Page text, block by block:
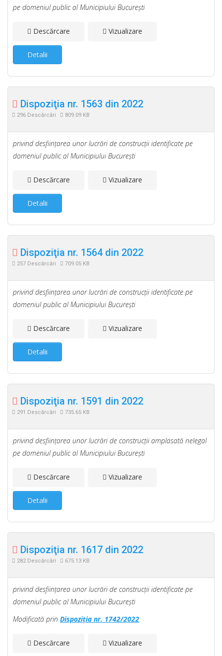
pe domeniul public al Municipiului Bucureşti
Descărcare Vizualizare
Detalii
Dispoziţia nr. 1563 din 2022
296 Descărcări 809.09 KB
privind desfiinţarea unor lucrări de construcţii identificate pe
domeniul public al Municipiului Bucureşti
Descărcare Vizualizare
Detalii
Dispoziţia nr. 1564 din 2022
257 Descărcări 709.05 KB
privind desfiinţarea unor lucrări de construcţii identificate pe
domeniul public al Municipiului Bucureşti
Descărcare Vizualizare
Detalii
Dispoziţia nr. 1591 din 2022
291 Descărcări 735.65 KB
privind desfiinţarea unor lucrări de construcţii amplasată nelegal
pe domeniul public al Municipiului Bucureşti
Descărcare Vizualizare
Detalii
Dispoziţia nr. 1617 din 2022
282 Descărcări 675.13 KB
privind desfiinţarea unor lucrări de construcţii identificate pe
domeniul public al Municipiului Bucureşti
Modificată prin Dispoziţia nr. 1742/2022
Descărcare Vizualizare